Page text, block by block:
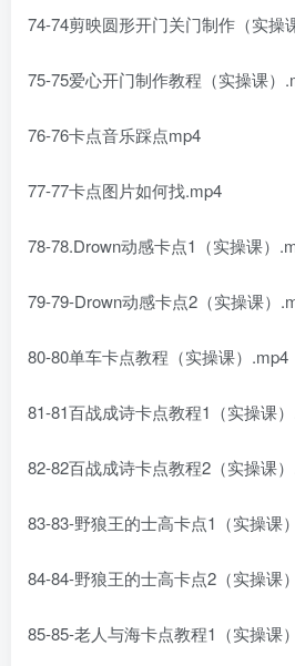
74-74剪映圆形开门关门制作（实操
75-75爱心开门制作教程（实操课）
76-76卡点音乐踩点mp4
77-77卡点图片如何找.mp4
78-78.Drown动感卡点1（实操课）
79-79-Drown动感卡点2（实操课）
80-80单车卡点教程（实操课）.mp4
81-81百战成诗卡点教程1（实操课
82-82百战成诗卡点教程2（实操课
83-83-野狼王的士高卡点1（实操课
84-84-野狼王的士高卡点2（实操课
85-85-老人与海卡点教程1（实操课